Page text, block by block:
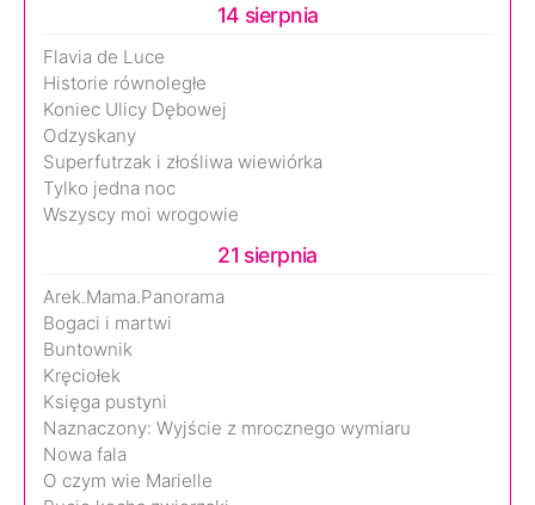
14 sierpnia
Flavia de Luce
Historie równoległe
Koniec Ulicy Dębowej
Odzyskany
Superfutrzak i złośliwa wiewiórka
Tylko jedna noc
Wszyscy moi wrogowie
21 sierpnia
Arek.Mama.Panorama
Bogaci i martwi
Buntownik
Kręciołek
Księga pustyni
Naznaczony: Wyjście z mrocznego wymiaru
Nowa fala
O czym wie Marielle